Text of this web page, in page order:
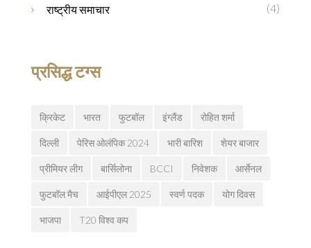
राष्ट्रीय समाचार (4)
प्रसिद्ध टग्स
क्रिकेट भारत फुटबॉल इंग्लैंड रोहित शर्मा
दिल्ली पेरिस ओलंपिक 2024 भारी बारिश शेयर बाजार
प्रीमियर लीग बार्सिलोना BCCI निवेशक आर्सेनल
फुटबॉल मैच आईपीएल 2025 स्वर्ण पदक योग दिवस
भाजपा T20 विश्व कप